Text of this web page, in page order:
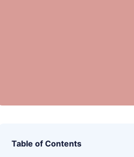
Table of Contents